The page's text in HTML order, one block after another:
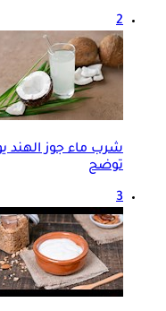
2
شرب ماء جوز الهند
توضح
3